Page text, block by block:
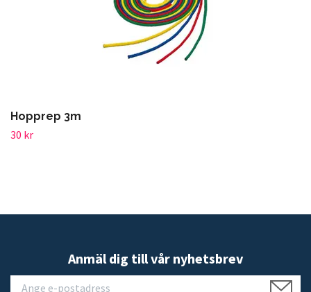
Hopprep 3m
30 kr
Anmäl dig till vår nyhetsbrev